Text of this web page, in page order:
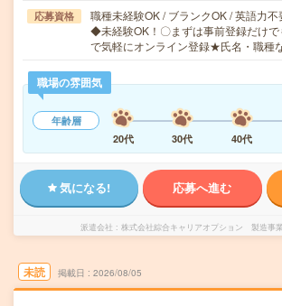
応募資格
職種未経験OK / ブランクOK / 英語力不
◆未経験OK！〇まずは事前登録だけ
で気軽にオンライン登録★氏名・職種
職場の雰囲気
年齢層
20代
30代 40代
気になる! 応募へ進む
派遣会社 株式会社綜合キャリアオプション 製造事業
未読 掲載日 2026/08/05